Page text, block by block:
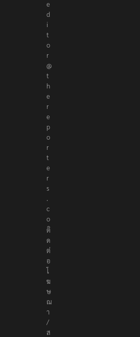
e
d
i
t
o
r
@
t
h
e
r
e
p
o
r
t
e
r
s
.
c
o
ติ
ด
ต่
อ
โ
ฆ
ษ
ณ
า
/
ส